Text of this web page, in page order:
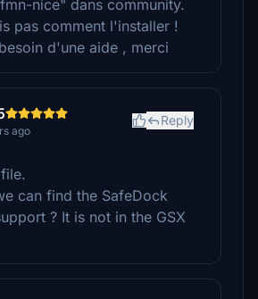
nice" dans community.
pas comment l'installer !
d'une aide , merci
ago
Reply
can find the SafeDock
? It is not in the GSX